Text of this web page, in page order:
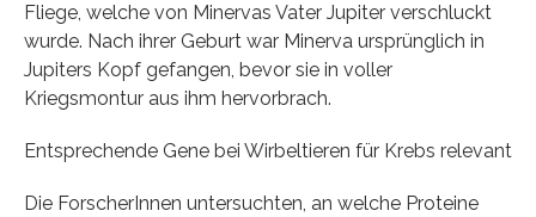
Fliege, welche von Minervas Vater Jupiter verschluckt
wurde. Nach ihrer Geburt war Minerva ursprünglich in
Jupiters Kopf gefangen, bevor sie in voller
Kriegsmontur aus ihm hervorbrach.
Entsprechende Gene bei Wirbeltieren für Krebs relevant
Die ForscherInnen untersuchten, an welche Proteine